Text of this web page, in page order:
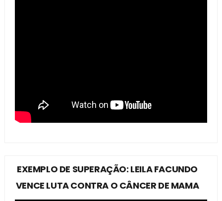
EXEMPLO DE SUPERAÇÃO: LEILA FACUNDO
VENCE LUTA CONTRA O CÂNCER DE MAMA